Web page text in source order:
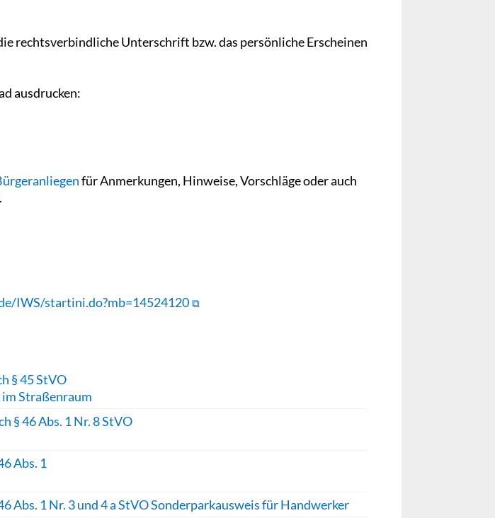
rechtsverbindliche Unterschrift bzw. das persönliche Erscheinen
ausdrucken:
für Anmerkungen, Hinweise, Vorschläge oder auch
IWS/startini.do?mb=14524120
§ 45 StVO
Straßenraum
§ 46 Abs. 1 Nr. 8 StVO
Abs. 1
Abs. 1 Nr. 3 und 4 a StVO Sonderparkausweis für Handwerker